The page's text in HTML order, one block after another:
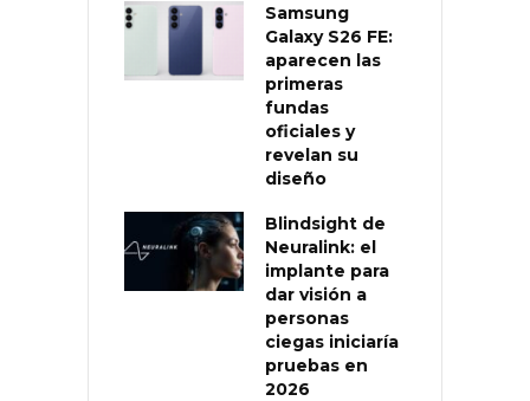
Samsung
Galaxy S26 FE:
aparecen las
primeras
fundas
oficiales y
revelan su
diseño
Blindsight de
Neuralink: el
implante para
dar visión a
personas
ciegas iniciaría
pruebas en
2026